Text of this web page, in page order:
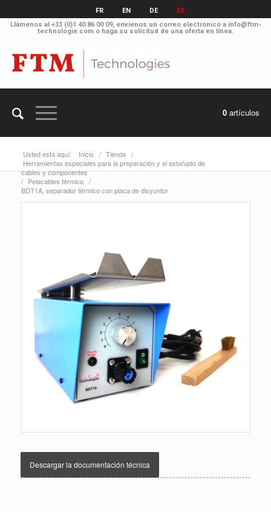
FR EN DE
ES
Llámenos al +33 (0)1 40 86 00 09, envíenos un correo electrónico a info@ftm-
technologie.com o haga su solicitud de una oferta en línea.
0 artículos
Usted está aquí: Inicio / Tienda /
Herramientas especiales para la preparación y el estañado de
cables y componentes
/ Pelacables térmico /
BDT1A, separador térmico con placa de disyuntor
Descargar la documentación técnica